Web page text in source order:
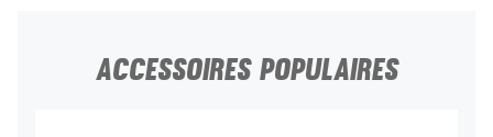
ACCESSOIRES POPULAIRES